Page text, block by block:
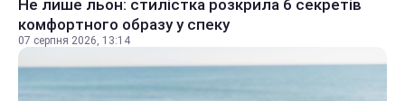
Не лише льон: стилістка розкрила 6 секретів
комфортного образу у спеку
07 серпня 2026, 13:14